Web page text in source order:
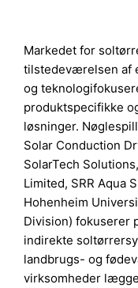
Markedet for
tilstedeværelsen af
og
produktspecifikke
løsninger.
Solar Conduction
SolarTech
Limited, SRR Aqua
Hohenheim
Division) fokuserer
indirekte
landbrugs- og
virksomheder